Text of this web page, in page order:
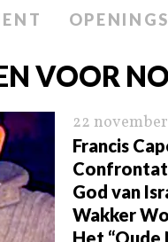
VOOR
22
Francis
God van
Wakker
Het “Oude